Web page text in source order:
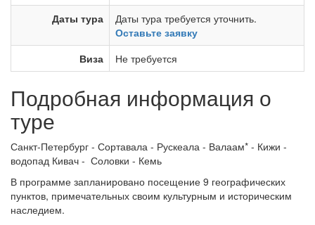
Даты тура
Даты тура требуется уточнить.
Оставьте заявку
Виза
Не требуется
Подробная информация о
туре
Санкт-Петербург - Сортавала - Рускеала - Валаам* - Кижи -
водопад Кивач - Соловки - Кемь
В программе запланировано посещение 9 географических
пунктов, примечательных своим культурным и историческим
наследием.